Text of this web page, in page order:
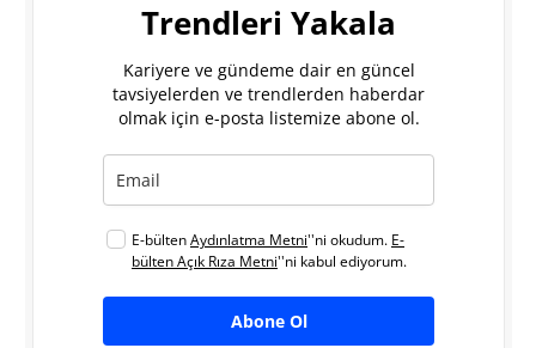
Trendleri Yakala
Kariyere ve gündeme dair en güncel
tavsiyelerden ve trendlerden haberdar
olmak için e-posta listemize abone ol.
E-bültenAydınlatma Metni''ni okudum. E-
bülten Açık Rıza Metni''ni kabul ediyorum.
Abone Ol